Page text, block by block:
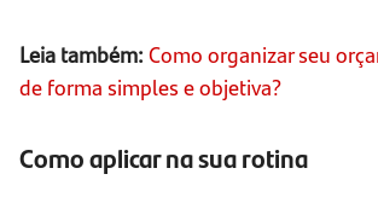
Leia também: Como organizar seu
de forma simples e objetiva?
Como aplicar na sua rotina